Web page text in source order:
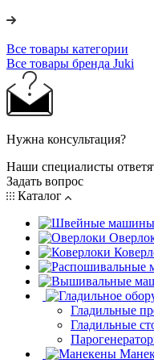
Все товары категории
Все товары бренда Juki
Нужна консультация?
Наши специалисты
Задать вопрос
Каталог
Гладильные
Гладильные